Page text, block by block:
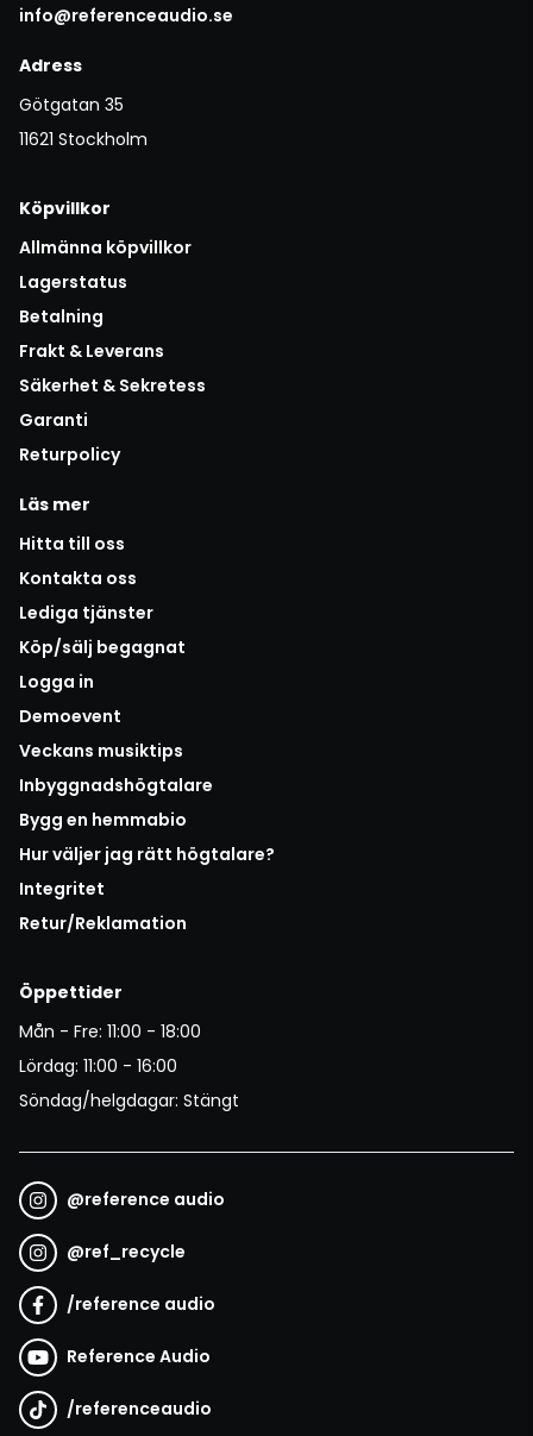
info@referenceaudio.se
Adress
Götgatan 35
11621 Stockholm
Köpvillkor
Allmänna köpvillkor
Lagerstatus
Betalning
Frakt & Leverans
Säkerhet & Sekretess
Garanti
Returpolicy
Läs mer
Hitta till oss
Kontakta oss
Lediga tjänster
Köp/sälj begagnat
Logga in
Demoevent
Veckans musiktips
Inbyggnadshögtalare
Bygg en hemmabio
Hur väljer jag rätt högtalare?
Integritet
Retur/Reklamation
Öppettider
Mån - Fre: 11:00 - 18:00
Lördag: 11:00 - 16:00
Söndag/helgdagar: Stängt
@reference audio
@ref_recycle
/reference audio
Reference Audio
/referenceaudio